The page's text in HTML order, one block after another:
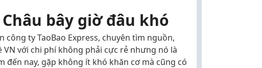
bây giờ đâu khó
công ty TaoBao Express, chuyên tìm nguồn,
VN với chi phí không phải cực rẻ nhưng nó là
đến nay, gặp không ít khó khăn cơ mà cũng có